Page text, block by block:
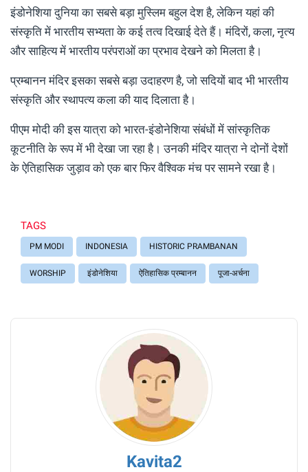
इंडोनेशिया दुनिया का सबसे बड़ा मुस्लिम बहुल देश है, लेकिन यहां की
संस्कृति में भारतीय सभ्यता के कई तत्व दिखाई देते हैं। मंदिरों, कला, नृत्य
और साहित्य में भारतीय परंपराओं का प्रभाव देखने को मिलता है।
प्रम्बानन मंदिर इसका सबसे बड़ा उदाहरण है, जो सदियों बाद भी भारतीय
संस्कृति और स्थापत्य कला की याद दिलाता है।
पीएम मोदी की इस यात्रा को भारत-इंडोनेशिया संबंधों में सांस्कृतिक
कूटनीति के रूप में भी देखा जा रहा है। उनकी मंदिर यात्रा ने दोनों देशों
के ऐतिहासिक जुड़ाव को एक बार फिर वैश्विक मंच पर सामने रखा है।
TAGS
PM MODI INDONESIA HISTORIC PRAMBANAN
WORSHIP इंडोनेशिया ऐतिहासिक प्रम्बानन पूजा-अर्चना
Kavita2